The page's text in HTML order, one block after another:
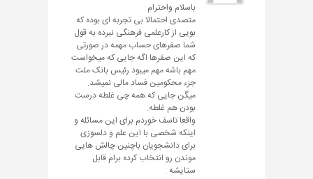
باسلام واحترام
متصدی احتمالا بی تجربه ای بوده که
بویی از کارعلمی فرهنگی نبرده به قول
شما صفرهای حساب مهمه در صورتی
که این صفرها اگه جایی که میخواست
مهم باشه مهم میبود رئیس بانک ملت
جزء محکومین فساد مالی نمیشد.
میگن جایی که همه چی غلطه درست
بودن هم غلطه.
واقعا تاسف خوردم برای این مسائله و
اینکه شخصی با این علم و دلسوزی
برای دانشجویان باچنین چالش هایی
موندن رو انتخاب کرده برام قابل
ستایشه .